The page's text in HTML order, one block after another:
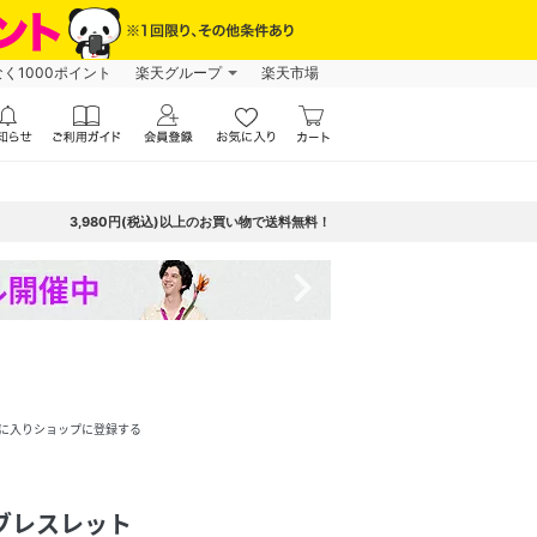
1000ポイント 楽天グループ 楽天市場
3,980円(税込)以上のお買い物で送料無料！
入りショップに登録する
レスレット